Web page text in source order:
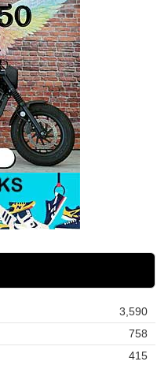
3,590
758
415